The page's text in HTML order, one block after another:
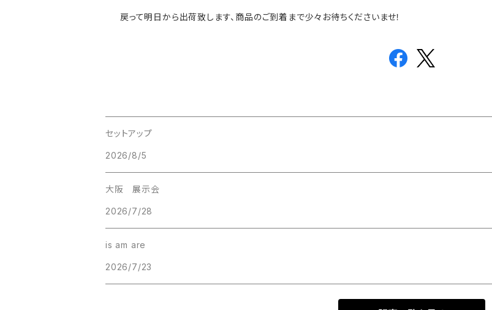
戻って明日から出荷致します、商品のご到着まで少々お待ちくださいませ！
セットアップ
2026/8/5
大阪 展示会
2026/7/28
is am are
2026/7/23